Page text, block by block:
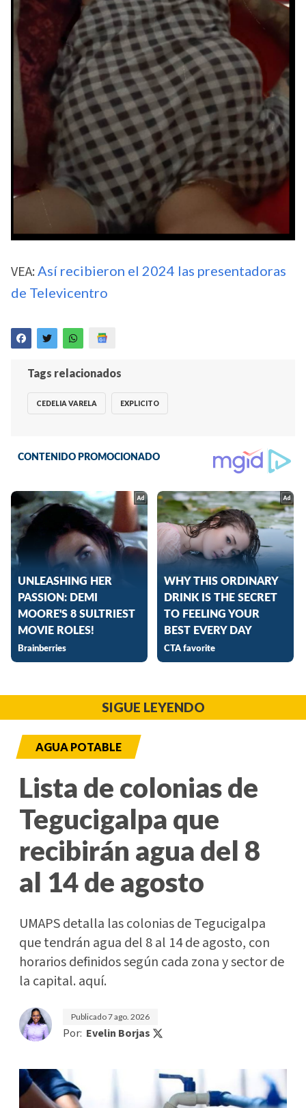
VEA: Así recibieron el 2024 las presentadoras
de Televicentro
Tags relacionados
CEDELIA VARELA EXPLICITO
SIGUE LEYENDO
AGUA POTABLE
Lista de colonias de
Tegucigalpa que
recibirán agua del 8
al 14 de agosto
UMAPS detalla las colonias de Tegucigalpa
que tendrán agua del 8 al 14 de agosto, con
horarios definidos según cada zona y sector de
la capital. aquí.
Publicado7 ago. 2026
Por: Evelin Borjas